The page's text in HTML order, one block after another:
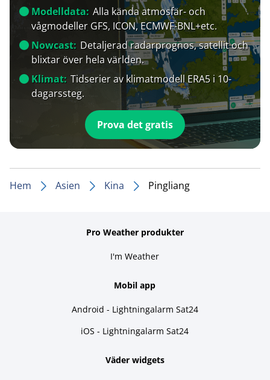
Modelldata: Alla kända atmosfär- och
vågmodeller GFS, ICON, ECMWF-BNL+etc.
Nowcast: Detaljerad radarprognos, satellit och
blixtar över hela världen.
Klimat: Tidserier av klimatmodell ERA5 i 10-
dagarssteg.
Prova det gratis
Hem Asien Kina Pingliang
Pro Weather produkter
I'm Weather
Mobil app
Android - Lightningalarm Sat24
iOS - Lightningalarm Sat24
Väder widgets